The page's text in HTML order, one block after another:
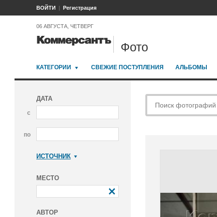
ВОЙТИ Регистрация
06 АВГУСТА, ЧЕТВЕРГ
Фото
КАТЕГОРИИ СВЕЖИЕ ПОСТУПЛЕНИЯ АЛЬБОМЫ
ДАТА
с
по
ИСТОЧНИК
МЕСТО
АВТОР